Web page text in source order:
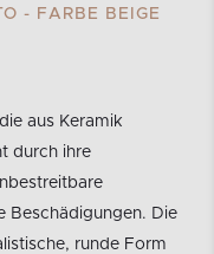
- FARBE BEIGE
aus Keramik
durch ihre
Beschädigungen. Die
runde Form